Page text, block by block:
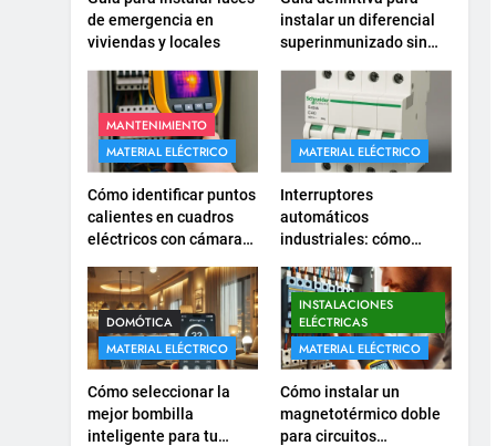
de emergencia en
viviendas y locales
instalar un diferencial
superinmunizado sin
MANTENIMIENTO
MATERIAL ELÉCTRICO
Cómo identificar puntos
calientes en cuadros
eléctricos con cámaras
MATERIAL ELÉCTRICO
Interruptores
automáticos
industriales: cómo
calibre adecuados
DOMÓTICA
MATERIAL ELÉCTRICO
Cómo seleccionar la
mejor bombilla
inteligente para tu
INSTALACIONES
ELÉCTRICAS
MATERIAL ELÉCTRICO
Cómo instalar un
magnetotérmico doble
para circuitos
corriente para
electrodomésticos
empotrados
INSTALACIONES ELÉCTRICAS
16
¿Qué es el circuito C2 y
para qué se utiliza según
el REBT?
INSTALACIONES ELÉCTRICAS
17
Cómo diseñar un sistema
eléctrico para pequeños
comercios
INSTALACIONES ELÉCTRICAS
18
Cómo realizar un proyecto
de instalación eléctrica en
INSTALACIONES ELÉCTRICAS